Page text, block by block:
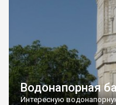
Водонапорная
Интересную